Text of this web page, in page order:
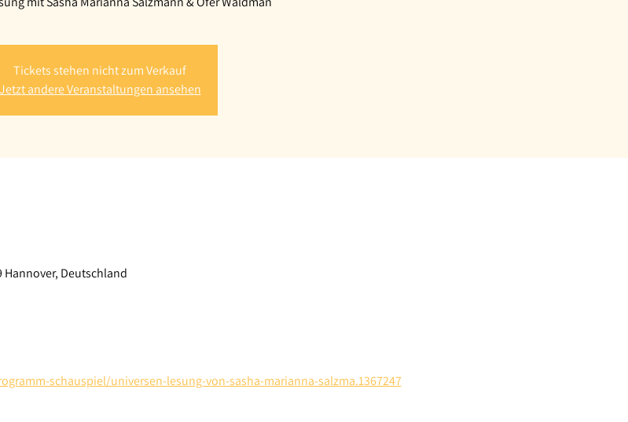
Tickets stehen nicht zum Verkauf
Jetzt andere Veranstaltungen ansehen
Hannover, Deutschland
schauspiel/universen-lesung-von-sasha-marianna-salzma.1367247